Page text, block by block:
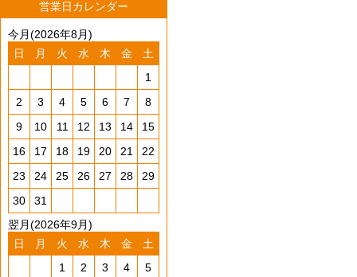
営業日カレンダー
今月(2026年8月)
日
月 火 水 木 金
土
1
2
3 4 5 6 7
8
9
10 11 12 13 14
15
16
17 18 19 20 21
22
23
24 25 26 27 28
29
30
31
翌月(2026年9月)
日
月 火 水 木 金
土
1
2 3 4
5